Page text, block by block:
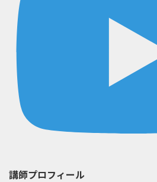
講師プロフィール